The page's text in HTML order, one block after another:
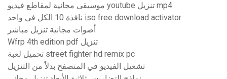
موسيقى مجانية لمقاطع فيديو youtube تنزيل mp4
نافذة 10 الكل في واحد iso free download activator
أصوات مجانية تنزيل مباشر
Wfrp 4th edition pdf تنزيل
تحميل لعبة street fighter hd remix pc
تشغيل الفيديو في المتصفح بدلاً من التنزيل